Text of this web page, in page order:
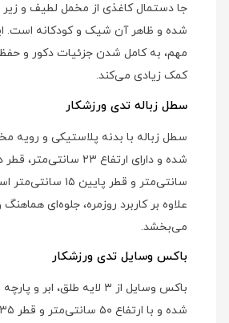
جا دستمال کاغذی از مخمل لطیف و
شده و ظاهر آن شیک و کودکانه است.
مهم، به کامل شدن جزئیات دکور و
کمک زیادی می‌کند.
سطل زباله تدی ورزشکار
سطل زباله با بدنه پلاستیکی و رویه
سانتی‌متر و قطر
علاوه بر کاربرد روزمره، جلوه‌ای
می‌بخشد.
باکس وسایل تدی ورزشکار
باکس وسایل از ۳ لایه طلق،